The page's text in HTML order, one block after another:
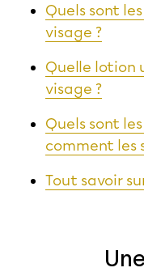
Quels sont
visage ?
Quelle lotion
visage ?
Quels sont
comment les
Tout savoir